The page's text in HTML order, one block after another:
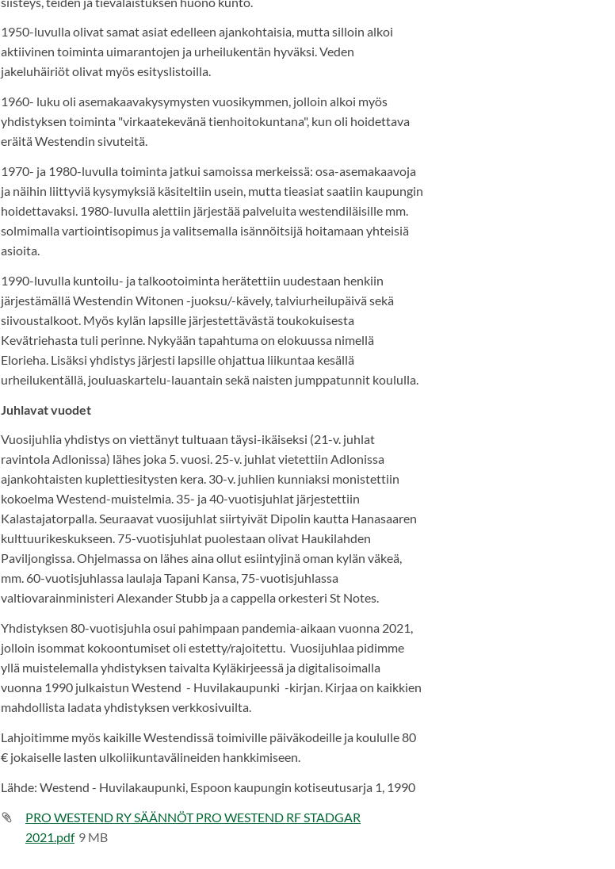
1950-luvulla olivat samat asiat edelleen ajankohtaisia, mutta silloin alkoi
aktiivinen toiminta uimarantojen ja urheilukentän hyväksi. Veden
jakeluhäiriöt olivat myös esityslistoilla.
1960- luku oli asemakaavakysymysten vuosikymmen, jolloin alkoi myös
yhdistyksen toiminta "virkaatekevänä tienhoitokuntana", kun oli hoidettava
eräitä Westendin sivuteitä.
1970- ja 1980-luvulla toiminta jatkui samoissa merkeissä: osa-asemakaavoja
ja näihin liittyviä kysymyksiä käsiteltiin usein, mutta tieasiat saatiin kaupungin
hoidettavaksi. 1980-luvulla alettiin järjestää palveluita westendiläisille mm.
solmimalla vartiointisopimus ja valitsemalla isännöitsijä hoitamaan yhteisiä
asioita.
1990-luvulla kuntoilu- ja talkootoiminta herätettiin uudestaan henkiin
järjestämällä Westendin Witonen -juoksu/-kävely, talviurheilupäivä sekä
siivoustalkoot. Myös kylän lapsille järjestettävästä toukokuisesta
Kevätriehasta tuli perinne. Nykyään tapahtuma on elokuussa nimellä
Elorieha. Lisäksi yhdistys järjesti lapsille ohjattua liikuntaa kesällä
urheilukentällä, jouluaskartelu-lauantain sekä naisten jumppatunnit koululla.
Juhlavat vuodet
Vuosijuhlia yhdistys on viettänyt tultuaan täysi-ikäiseksi (21-v. juhlat
ravintola Adlonissa) lähes joka 5. vuosi. 25-v. juhlat vietettiin Adlonissa
ajankohtaisten kuplettiesitysten kera. 30-v. juhlien kunniaksi monistettiin
kokoelma Westend-muistelmia. 35- ja 40-vuotisjuhlat järjestettiin
Kalastajatorpalla. Seuraavat vuosijuhlat siirtyivät Dipolin kautta Hanasaaren
kulttuurikeskukseen. 75-vuotisjuhlat puolestaan olivat Haukilahden
Paviljongissa. Ohjelmassa on lähes aina ollut esiintyjinä oman kylän väkeä,
mm. 60-vuotisjuhlassa laulaja Tapani Kansa, 75-vuotisjuhlassa
valtiovarainministeri Alexander Stubb ja a cappella orkesteri St Notes.
Yhdistyksen 80-vuotisjuhla osui pahimpaan pandemia-aikaan vuonna 2021,
jolloin isommat kokoontumiset oli estetty/rajoitettu. Vuosijuhlaa pidimme
yllä muistelemalla yhdistyksen taivalta Kyläkirjeessä ja digitalisoimalla
vuonna 1990 julkaistun Westend - Huvilakaupunki -kirjan. Kirjaa on kaikkien
mahdollista ladata yhdistyksen verkkosivuilta.
Lahjoitimme myös kaikille Westendissä toimiville päiväkodeille ja koululle 80
€ jokaiselle lasten ulkoliikuntavälineiden hankkimiseen.
Lähde: Westend - Huvilakaupunki, Espoon kaupungin kotiseutusarja 1, 1990
PRO WESTEND RY SÄÄNNÖT PRO WESTEND RF STADGAR
2021.pdf 9 MB